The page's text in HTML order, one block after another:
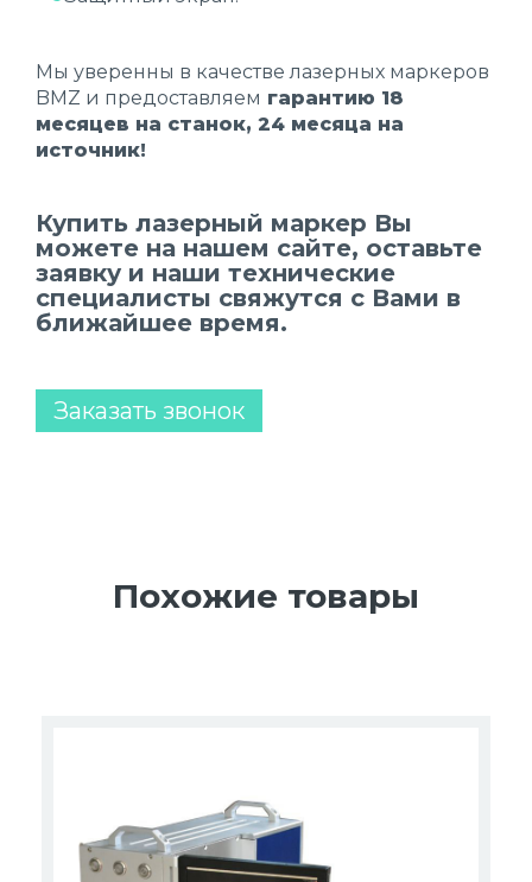
Мы уверенны в качестве лазерных маркеров
BMZ и предоставляем гарантию 18
месяцев на станок, 24 месяца на
источник!
Купить лазерный маркер Вы
можете на нашем сайте, оставьте
заявку и наши технические
специалисты свяжутся с Вами в
ближайшее время.
Заказать звонок
Похожие товары